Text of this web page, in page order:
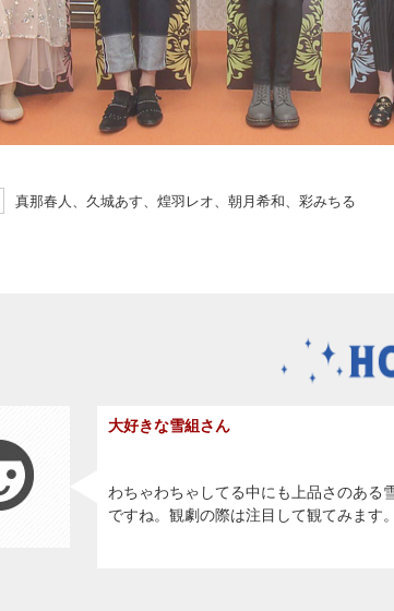
真那春人、久城あす、煌羽レオ、朝月希和、彩みちる
大好きな雪組さん
わちゃわちゃしてる中にも上品さのある
ですね。観劇の際は注目して観てみます